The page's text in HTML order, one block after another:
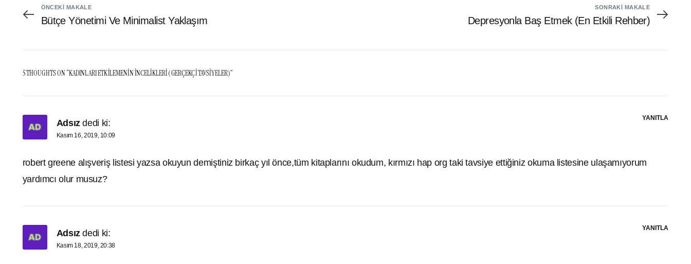
ÖNCEKI MAKALE
Bütçe Yönetimi Ve Minimalist Yaklaşım
SONRAKI MAKALE
Depresyonla Baş Etmek (En Etkili Rehber)
5 THOUGHTS ON “KADINLARI ETKILEMENIN İNCELIKLERI (GERÇEKÇI TAVSIYELER)”
Adsız dedi ki:
Kasım 16, 2019, 10:09
robert greene alışveriş listesi yazsa okuyun demiştiniz birkaç yıl önce,tüm kitaplarını okudum, kırmızı hap org taki tavsiye ettiğiniz okuma listesine ulaşamıyorum
yardımcı olur musuz?
YANITLA
Adsız dedi ki:
Kasım 18, 2019, 20:38
YANITLA